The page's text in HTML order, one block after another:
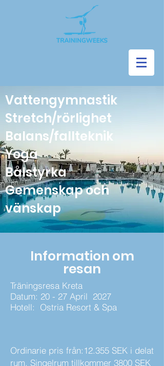
Vattengymnastik
Stretch/rörlighet
Balans/fallteknik
Yoga
Bålstyrka
Gemenskap och
vänskap
Information om
resan
Träningsresa Kreta
Datum: 20 - 27 April 2027
Hotell: Ostria Resort & Spa
Ordinarie pris från:12.355 SEK i delat
rum. Singelrum tillkommer 3800 SEK